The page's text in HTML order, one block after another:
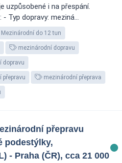
uzpůsobené i na přespání.
Typ dopravy: meziná...
Mezinárodní do 12 tun
mezinárodní dopravu
dopravu
přepravu mezinárodní přeprava
přepravu
podestýlky,
- Praha (ČR), cca 21 000